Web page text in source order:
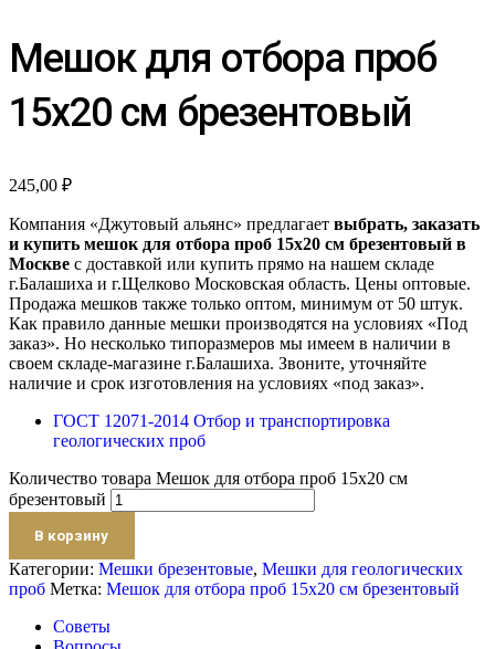
Мешок для отбора проб
15х20 см брезентовый
245,00 ₽
Компания «Джутовый альянс» предлагает выбрать, заказать
и купить мешок для отбора проб 15х20 см брезентовый в
Москве с доставкой или купить прямо на нашем складе
г.Балашиха и г.Щелково Московская область. Цены оптовые.
Продажа мешков также только оптом, минимум от 50 штук.
Как правило данные мешки производятся на условиях «Под
заказ». Но несколько типоразмеров мы имеем в наличии в
своем складе-магазине г.Балашиха. Звоните, уточняйте
наличие и срок изготовления на условиях «под заказ».
ГОСТ 12071-2014 Отбор и транспортировка
геологических проб
Количество товара Мешок для отбора проб 15х20 см
брезентовый
В корзину
Категории: Мешки брезентовые, Мешки для геологических
проб Метка: Мешок для отбора проб 15х20 см брезентовый
Советы